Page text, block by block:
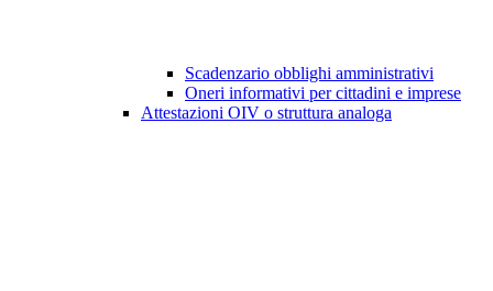
Scadenzario obblighi amministrativi
Oneri informativi per cittadini e imprese
Attestazioni OIV o struttura analoga